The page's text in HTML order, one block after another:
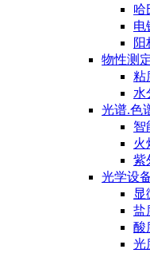
哈
电
阳
物性测
粘
水
光谱.色
智
火
紫
光学设
显
盐
酸
光